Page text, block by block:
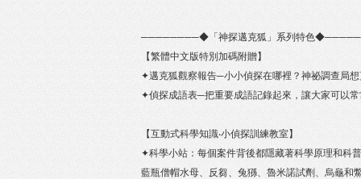
────────◆「神探邁克狐」系列特色
【繁體中文版特別加碼附贈】
✦邁克狐觀察報告─小小偵探在哪裡？神祕調查局
✦偵探成語表─把重要成語記錄起來，讓大家可以
【互動式科學知識‧小偵探訓練教室】
✦科學小站：每個案件背後都隱藏著科學原理和科
藍瓶僧帽水母、反芻、兔猻、魯米諾試劑、烏龜和